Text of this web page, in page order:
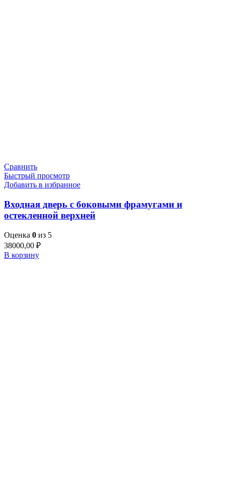
Сравнить
Быстрый просмотр
Добавить в избранное
Входная дверь с боковыми фрамугами и
остекленной верхней
Оценка 0 из 5
38000,00 ₽
В корзину